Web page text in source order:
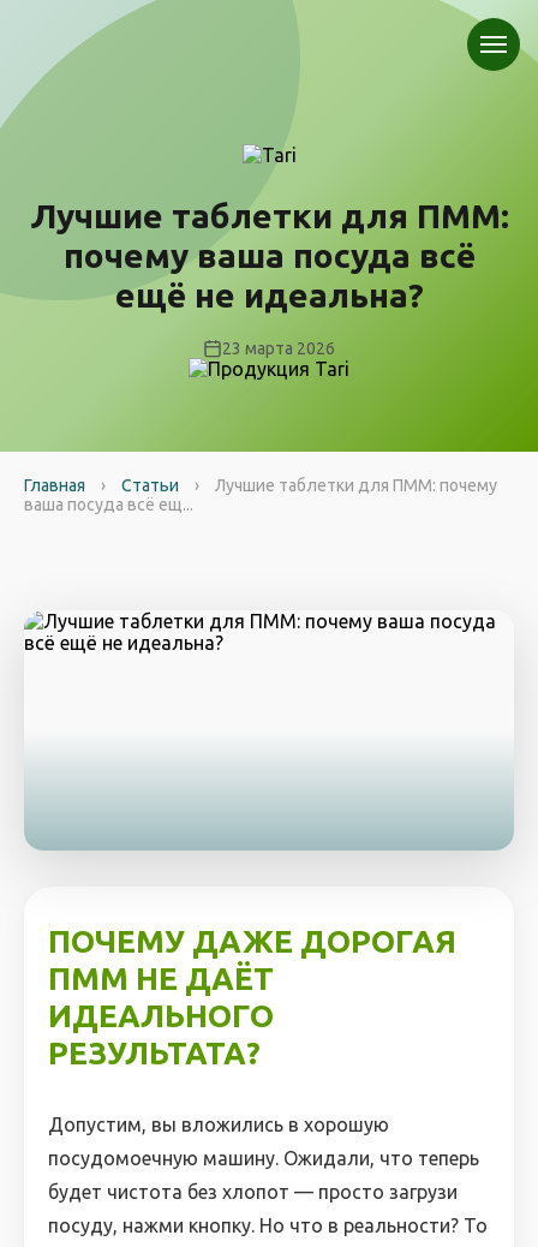
Лучшие таблетки для ПММ:
почему ваша посуда всё
ещё не идеальна?
23 марта 2026
Главная › Статьи ›
Лучшие таблетки для ПММ: почему
ваша посуда всё ещ...
ПОЧЕМУ ДАЖЕ ДОРОГАЯ
ПММ НЕ ДАЁТ
ИДЕАЛЬНОГО
РЕЗУЛЬТАТА?
Допустим, вы вложились в хорошую
посудомоечную машину. Ожидали, что теперь
будет чистота без хлопот — просто загрузи
посуду, нажми кнопку. Но что в реальности? То